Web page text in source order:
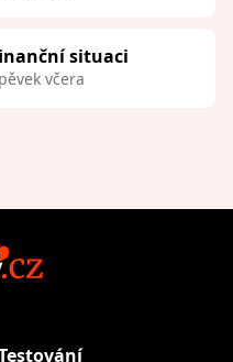
situaci
včera